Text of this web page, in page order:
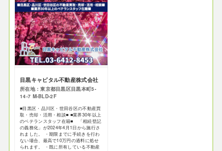
目黒キャピタル不動産株式会社
所在地：東京都目黒区目黒本町5-
14-7 M-BLD-2F
■目黒区・品川区・世田谷区の不動産買
取・売却・活用・相談■ ■業界30年以上
のベテランスタッフ在籍■ 「相続登記
の義務化」が2024年4月1日から施行さ
れました。 ・期限までに手続きを行わ
ない場合、最高で10万円の過料に処せ
られます。 ・既に所有している不動産